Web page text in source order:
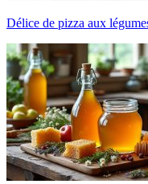
Délice de pizza aux